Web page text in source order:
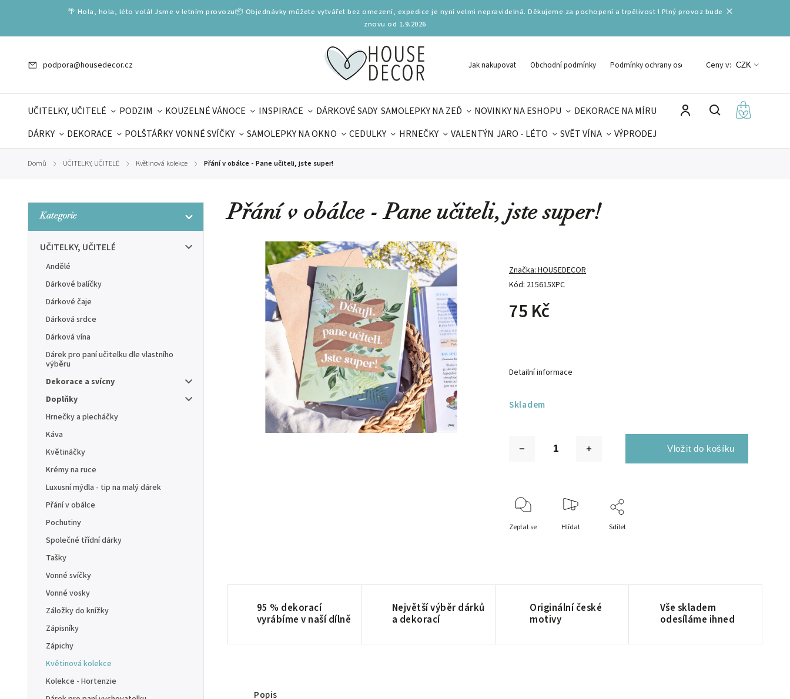
🌴 Hola, hola, léto volá! Jsme v letním provozu📦 Objednávky můžete vytvářet bez omezení, expedice je nyní velmi nepravidelná. Děkujeme za pochopení a trpělivost ! Plný provoz bude
znovu od 1.9.2026
podpora@housedecor.cz Jak nakupovat Obchodní podmínky Podmínky ochrany osobních údajů
Ceny v: CZK
UČITELKY, UČITELÉ PODZIM KOUZELNÉ VÁNOCE INSPIRACE DÁRKOVÉ SADY SAMOLEPKY NA ZEĎ NOVINKY NA ESHOPU
DEKORACE NA MÍRU
DÁRKY
DEKORACE POLŠTÁŘKY VONNÉ SVÍČKY SAMOLEPKY NA OKNO CEDULKY HRNEČKY VALENTÝN JARO - LÉTO SVĚT VÍNA
VÝPRODEJ
SLOVENSKÉ SPECIÁLY
Domů / UČITELKY, UČITELÉ / Květinová kolekce / Přání v obálce - Pane učiteli, jste super!
Kategorie
UČITELKY, UČITELÉ
Andělé
Dárkové balíčky
Dárkové čaje
Dárková srdce
Dárková vína
Dárek pro paní učitelku dle vlastního
výběru
Dekorace a svícny
Doplňky
Hrnečky a plecháčky
Káva
Květináčky
Krémy na ruce
Luxusní mýdla - tip na malý dárek
Přání v obálce
Pochutiny
Společné třídní dárky
Tašky
Vonné svíčky
Vonné vosky
Záložky do knížky
Zápisníky
Zápichy
Květinová kolekce
Kolekce - Hortenzie
Přání v obálce - Pane učiteli, jste super!
Kód: 215615XPC
Značka:HOUSEDECOR
75 Kč
Skladem
Detailní informace
Zeptat se Hlídat Sdílet
95 % dekorací
vyrábíme v naší dílně
Největší výběr dárků
a dekorací
Originální české
motivy
Vše skladem
odesíláme ihned
Popis